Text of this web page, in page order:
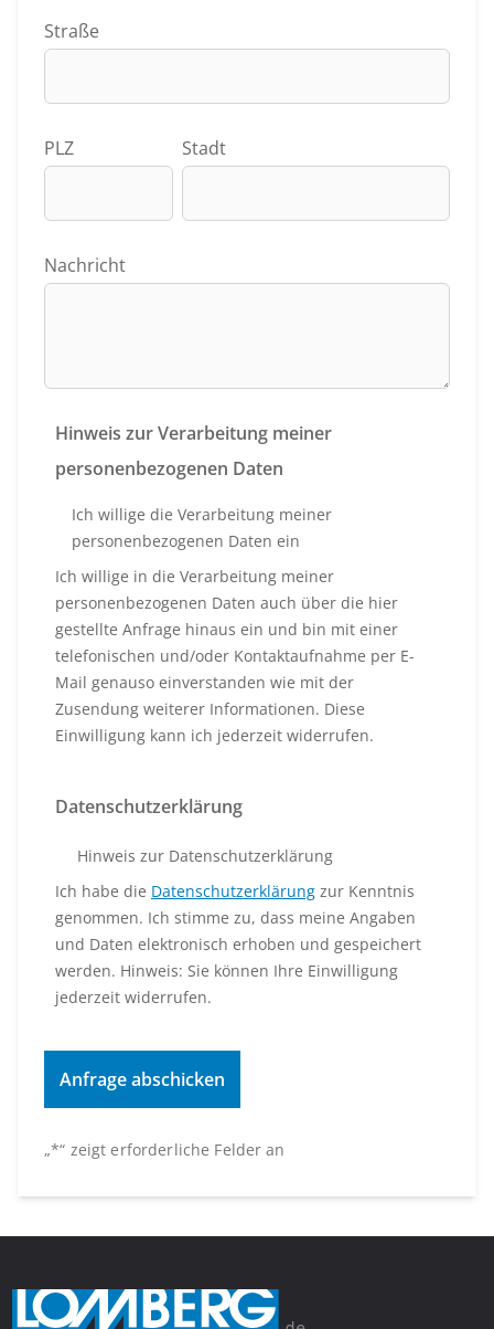
„*“ zeigt erforderliche Felder an
Straße
PLZ Stadt
Nachricht
Hinweis zur Verarbeitung meiner
personenbezogenen Daten
Ich willige die Verarbeitung meiner
personenbezogenen Daten ein
Ich willige in die Verarbeitung meiner
personenbezogenen Daten auch über die hier
gestellte Anfrage hinaus ein und bin mit einer
telefonischen und/oder Kontaktaufnahme per E-
Mail genauso einverstanden wie mit der
Zusendung weiterer Informationen. Diese
Einwilligung kann ich jederzeit widerrufen.
Datenschutzerklärung
Hinweis zur Datenschutzerklärung
Ich habe die Datenschutzerklärung zur Kenntnis
genommen. Ich stimme zu, dass meine Angaben
und Daten elektronisch erhoben und gespeichert
werden. Hinweis: Sie können Ihre Einwilligung
jederzeit widerrufen.